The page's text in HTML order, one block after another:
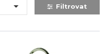
 Filtrovat